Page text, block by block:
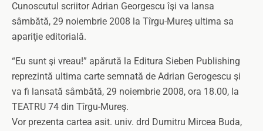
Cunoscutul scriitor Adrian Georgescu îşi va lansa
sâmbătă, 29 noiembrie 2008 la Tîrgu-Mureş ultima sa
apariţie editorială.
“Eu sunt şi vreau!” apărută la Editura Sieben Publishing
reprezintă ultima carte semnată de Adrian Gerogescu şi
va fi lansată sâmbătă, 29 noiembrie 2008, ora 18.00, la
TEATRU 74 din Tîrgu-Mureş.
Vor prezenta cartea asit. univ. drd Dumitru Mircea Buda,